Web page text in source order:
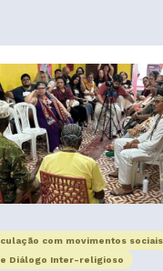
com movimentos sociais
e Diálogo Inter-religioso